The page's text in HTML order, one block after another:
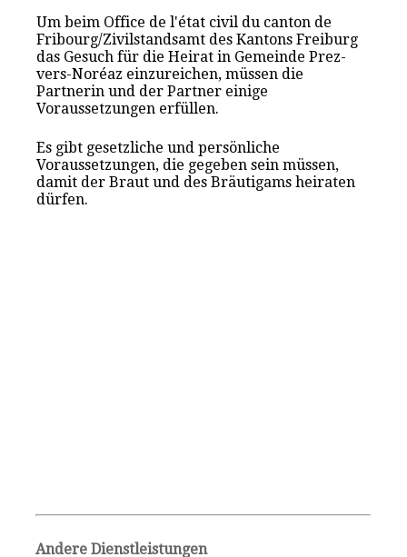
Um beim Office de l'état civil du canton de
Fribourg/Zivilstandsamt des Kantons Freiburg
das Gesuch für die Heirat in Gemeinde Prez-
vers-Noréaz einzureichen, müssen die
Partnerin und der Partner einige
Voraussetzungen erfüllen.
Es gibt gesetzliche und persönliche
Voraussetzungen, die gegeben sein müssen,
damit der Braut und des Bräutigams heiraten
dürfen.
Andere Dienstleistungen